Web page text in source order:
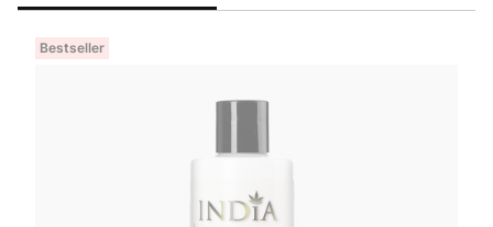
Bestseller